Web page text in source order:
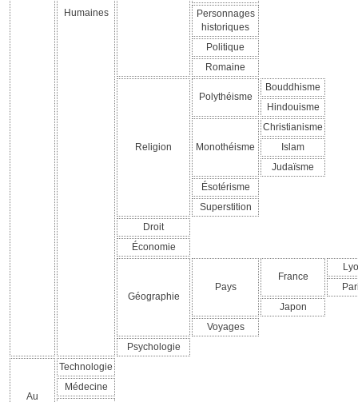
Humaines
Personnages
historiques
Politique
Romaine
Religion
Polythéisme
Bouddhisme
Hindouisme
Monothéisme
Christianisme
Islam
Judaïsme
Ésotérisme
Superstition
Droit
Économie
Géographie
Pays
France
Japon
Voyages
Psychologie
Au
Technologie
Médecine